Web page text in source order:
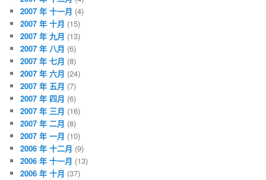
2007 年 十一月 (4)
2007 年 十月 (15)
2007 年 九月 (13)
2007 年 八月 (6)
2007 年 七月 (8)
2007 年 六月 (24)
2007 年 五月 (7)
2007 年 四月 (6)
2007 年 三月 (16)
2007 年 二月 (8)
2007 年 一月 (10)
2006 年 十二月 (9)
2006 年 十一月 (13)
2006 年 十月 (37)